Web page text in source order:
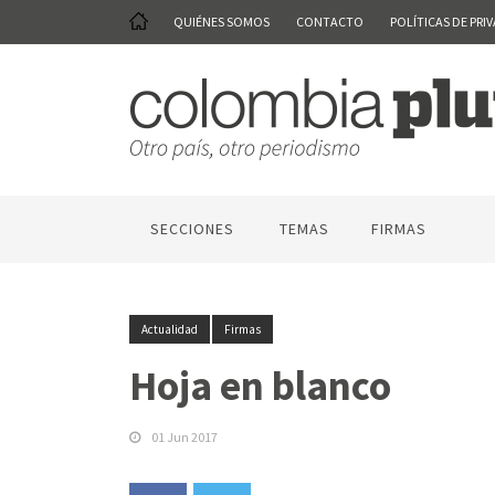
QUIÉNES SOMOS CONTACTO POLÍTICAS DE
SECCIONES TEMAS FIRMAS
Actualidad Firmas
Hoja en blanco
01 Jun 2017